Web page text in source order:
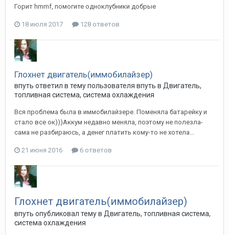
Горит hmmf, помогите одноклубники добрые
18 июля 2017 128 ответов
Глохнет двигатель(иммобилайзер)
впуть ответил в тему пользователя впуть в Двигатель,
топливная система, система охлаждения
Вся проблема была в иммобилайзере. Поменяла батарейку и
стало все ок)))Аккум недавно меняла, поэтому не полезла-
сама не разбираюсь, а денег платить кому-то не хотела...
21 июня 2016 6 ответов
Глохнет двигатель(иммобилайзер)
впуть опубликовал тему в Двигатель, топливная система,
система охлаждения